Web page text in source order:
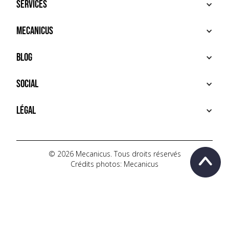
Services
ACHETER
VENDRE
SERVICES PREMIUM
Mecanicus
À PROPOS
HOUSE MECANICUS
CONTACT
Blog
NEWS
VIDÉOS
AUTOPÉDIA
Social
INSTAGRAM
TIKTOK
YOUTUBE
Légal
POLITIQUE DE CONFIDENTIALITÉ
© 2026 Mecanicus. Tous droits réservés
Crédits photos: Mecanicus